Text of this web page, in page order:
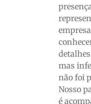
mas
não foi
Nosso
é